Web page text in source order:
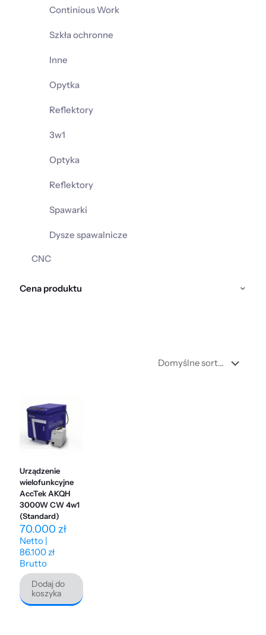
Continious Work
Szkła ochronne
Inne
Opytka
Reflektory
3w1
Optyka
Reflektory
Spawarki
Dysze spawalnicze
CNC
Cena produktu
Urządzenie
wielofunkcyjne
AccTek AKQH
3000W CW 4w1
(Standard)
70.000 zł
Netto |
86.100zł
Brutto
Dodaj do
koszyka